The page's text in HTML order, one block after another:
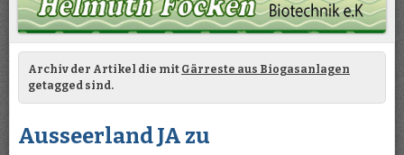
Archiv der Artikel die mit Gärreste aus Biogasanlagen
getagged sind.
Ausseerland JA zu